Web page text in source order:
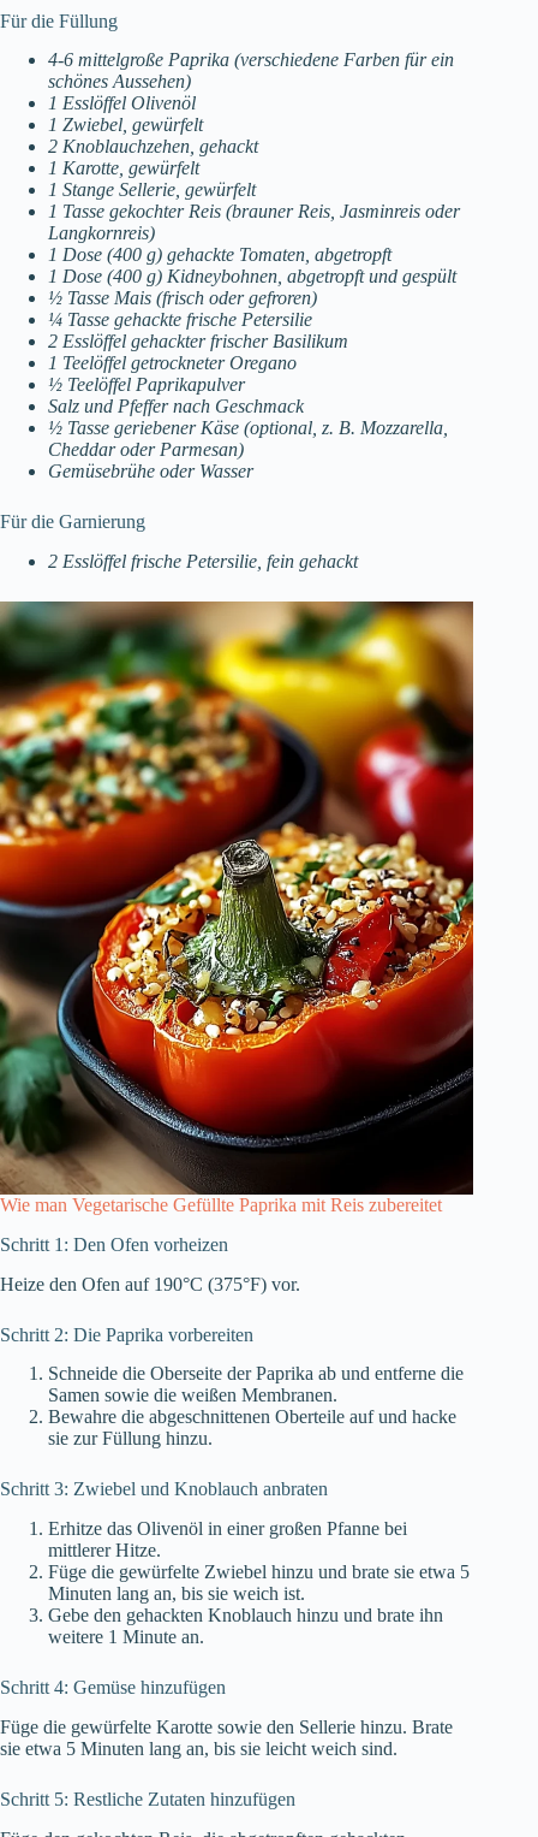
Für die Füllung
4-6 mittelgroße Paprika (verschiedene Farben für ein
schönes Aussehen)
1 Esslöffel Olivenöl
1 Zwiebel, gewürfelt
2 Knoblauchzehen, gehackt
1 Karotte, gewürfelt
1 Stange Sellerie, gewürfelt
1 Tasse gekochter Reis (brauner Reis, Jasminreis oder
Langkornreis)
1 Dose (400 g) gehackte Tomaten, abgetropft
1 Dose (400 g) Kidneybohnen, abgetropft und gespült
½ Tasse Mais (frisch oder gefroren)
¼ Tasse gehackte frische Petersilie
2 Esslöffel gehackter frischer Basilikum
1 Teelöffel getrockneter Oregano
½ Teelöffel Paprikapulver
Salz und Pfeffer nach Geschmack
½ Tasse geriebener Käse (optional, z. B. Mozzarella,
Cheddar oder Parmesan)
Gemüsebrühe oder Wasser
Für die Garnierung
2 Esslöffel frische Petersilie, fein gehackt
Wie man Vegetarische Gefüllte Paprika mit Reis zubereitet
Schritt 1: Den Ofen vorheizen
Heize den Ofen auf 190°C (375°F) vor.
Schritt 2: Die Paprika vorbereiten
Schneide die Oberseite der Paprika ab und entferne die
Samen sowie die weißen Membranen.
Bewahre die abgeschnittenen Oberteile auf und hacke
sie zur Füllung hinzu.
Schritt 3: Zwiebel und Knoblauch anbraten
Erhitze das Olivenöl in einer großen Pfanne bei
mittlerer Hitze.
Füge die gewürfelte Zwiebel hinzu und brate sie etwa 5
Minuten lang an, bis sie weich ist.
Gebe den gehackten Knoblauch hinzu und brate ihn
weitere 1 Minute an.
Schritt 4: Gemüse hinzufügen
Füge die gewürfelte Karotte sowie den Sellerie hinzu. Brate
sie etwa 5 Minuten lang an, bis sie leicht weich sind.
Schritt 5: Restliche Zutaten hinzufügen